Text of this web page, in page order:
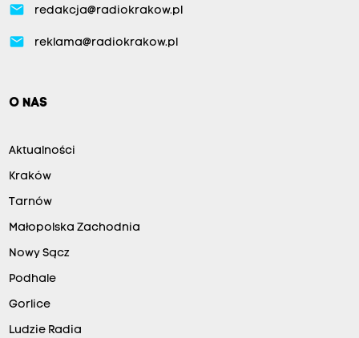
email redakcja@radiokrakow.pl
email reklama@radiokrakow.pl
O NAS
Aktualności
Kraków
Tarnów
Małopolska Zachodnia
Nowy Sącz
Podhale
Gorlice
Ludzie Radia